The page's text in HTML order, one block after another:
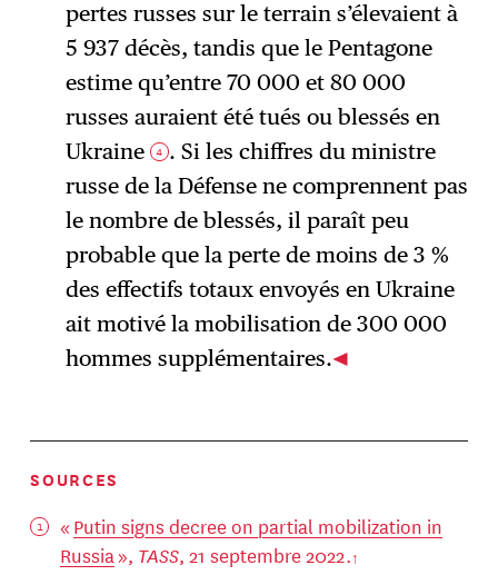
pertes russes sur le terrain s’élevaient à
5 937 décès, tandis que le Pentagone
estime qu’entre 70 000 et 80 000
russes auraient été tués ou blessés en
Ukraine
4 . Si les chiffres du ministre
russe de la Défense ne comprennent pas
le nombre de blessés, il paraît peu
probable que la perte de moins de 3 %
des effectifs totaux envoyés en Ukraine
ait motivé la mobilisation de 300 000
hommes supplémentaires.
SOURCES
« Putin signs decree on partial mobilization in
Russia», TASS, 21 septembre 2022.